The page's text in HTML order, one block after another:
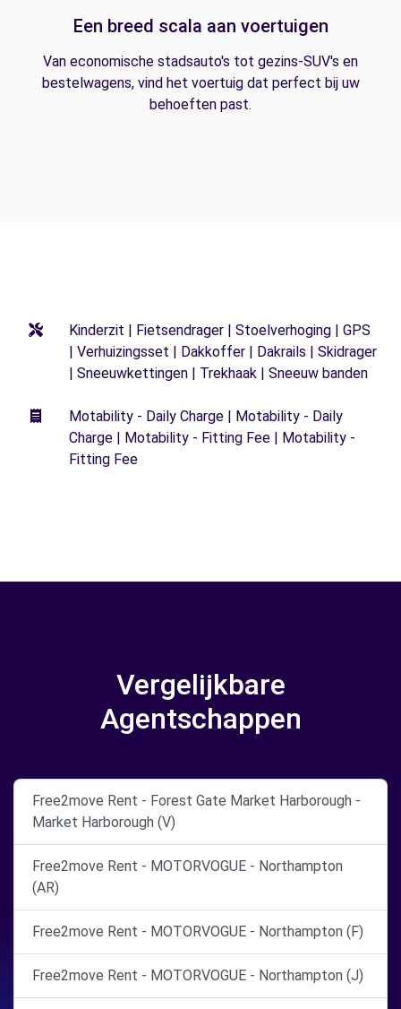
Een breed scala aan voertuigen
Van economische stadsauto's tot gezins-SUV's en
bestelwagens, vind het voertuig dat perfect bij uw
behoeften past.
Kinderzit | Fietsendrager | Stoelverhoging | GPS
| Verhuizingsset | Dakkoffer | Dakrails | Skidrager
| Sneeuwkettingen | Trekhaak | Sneeuw banden
Motability - Daily Charge | Motability - Daily
Charge | Motability - Fitting Fee | Motability -
Fitting Fee
Vergelijkbare
Agentschappen
Free2move Rent - Forest Gate Market Harborough -
Market Harborough (V)
Free2move Rent - MOTORVOGUE - Northampton
(AR)
Free2move Rent - MOTORVOGUE - Northampton (F)
Free2move Rent - MOTORVOGUE - Northampton (J)